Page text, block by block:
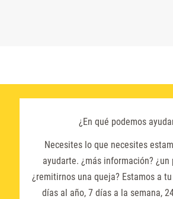
¿En qué podemos
Necesites lo que necesites
ayudarte. ¿más información? ¿un
¿remitirnos una queja? Estamos a
días al año, 7 días a la semana,